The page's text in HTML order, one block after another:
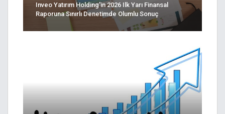
Inveo Yatırım Holding'in 2026 Ilk Yarı Finansal
Raporuna Sınırlı Denetimde Olumlu Sonuç